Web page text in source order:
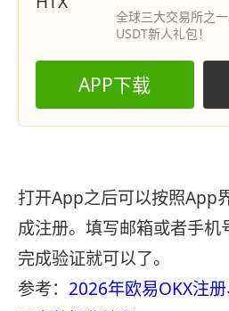
全球三大交易所之
USDT新人礼包！
APP下载
打开App之后可以按照App
成注册。填写邮箱或者手机
完成验证就可以了。
参考： 2026年欧易OKX注